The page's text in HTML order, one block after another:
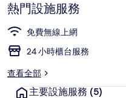
熱門設施服務
免費無線上網
24 小時櫃台服務
查看全部
主要設施服務 (5)